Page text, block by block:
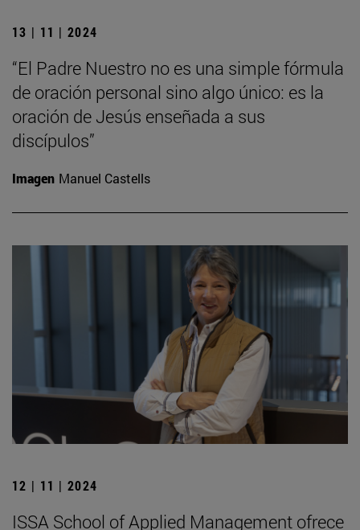
13 | 11 | 2024
“El Padre Nuestro no es una simple fórmula
de oración personal sino algo único: es la
oración de Jesús enseñada a sus
discípulos”
Imagen Manuel Castells
12 | 11 | 2024
ISSA School of Applied Management ofrece